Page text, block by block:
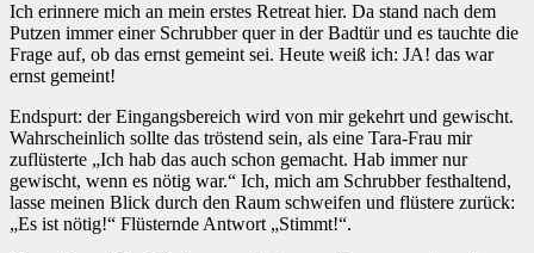
Ich erinnere mich an mein erstes Retreat hier. Da stand nach dem
Putzen immer einer Schrubber quer in der Badtür und es tauchte die
Frage auf, ob das ernst gemeint sei. Heute weiß ich: JA! das war
ernst gemeint!
Endspurt: der Eingangsbereich wird von mir gekehrt und gewischt.
Wahrscheinlich sollte das tröstend sein, als eine Tara-Frau mir
zuflüsterte „Ich hab das auch schon gemacht. Hab immer nur
gewischt, wenn es nötig war.“ Ich, mich am Schrubber festhaltend,
lasse meinen Blick durch den Raum schweifen und flüstere zurück:
„Es ist nötig!“ Flüsternde Antwort „Stimmt!“.